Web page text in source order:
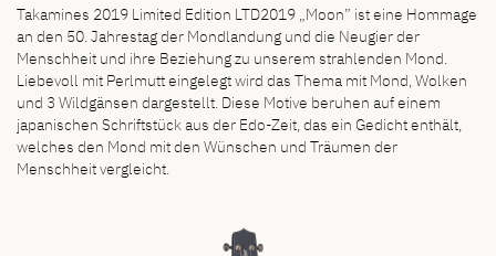
Takamines 2019 Limited Edition LTD2019 „Moon” ist eine Hommage
an den 50. Jahrestag der Mondlandung und die Neugier der
Menschheit und ihre Beziehung zu unserem strahlenden Mond.
Liebevoll mit Perlmutt eingelegt wird das Thema mit Mond, Wolken
und 3 Wildgänsen dargestellt. Diese Motive beruhen auf einem
japanischen Schriftstück aus der Edo-Zeit, das ein Gedicht enthält,
welches den Mond mit den Wünschen und Träumen der
Menschheit vergleicht.